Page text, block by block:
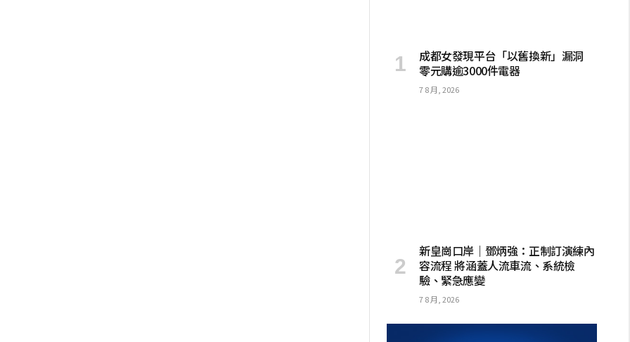
成都女發現平台「以舊換新」漏洞
零元購逾3000件電器
7 8 月, 2026
新皇崗口岸｜鄧炳強：正制訂演練內
容流程 將涵蓋人流車流、系統檢
驗、緊急應變
7 8 月, 2026